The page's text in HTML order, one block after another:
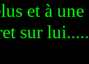
et à
sur